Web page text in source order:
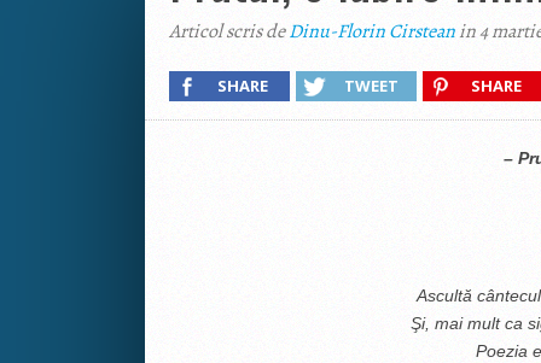
Articol scris deDinu-Florin Cirsteanin 4
SHARE TWEET SHARE
–
Ascultă
Şi, mai mult ca
Poezia